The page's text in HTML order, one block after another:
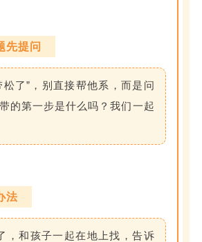
先提问
松了”，别直接帮他系，而是问
的第一步是什么吗？我们一起
法
，和孩子一起在地上找，告诉